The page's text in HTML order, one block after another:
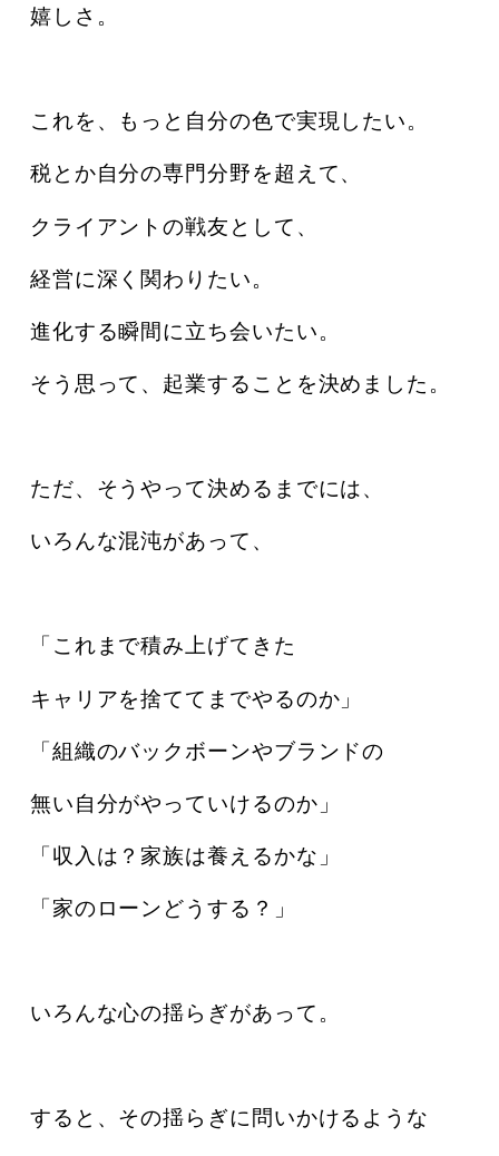
嬉しさ。
これを、もっと自分の色で実現したい。
税とか自分の専門分野を超えて、
クライアントの戦友として、
経営に深く関わりたい。
進化する瞬間に立ち会いたい。
そう思って、起業することを決めました。
ただ、そうやって決めるまでには、
いろんな混沌があって、
「これまで積み上げてきた
キャリアを捨ててまでやるのか」
「組織のバックボーンやブランドの
無い自分がやっていけるのか」
「収入は？家族は養えるかな」
「家のローンどうする？」
いろんな心の揺らぎがあって。
すると、その揺らぎに問いかけるような